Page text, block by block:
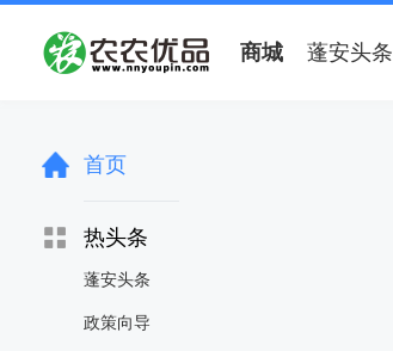
商城 蓬安头条
首页
热头条
蓬安头条
政策向导